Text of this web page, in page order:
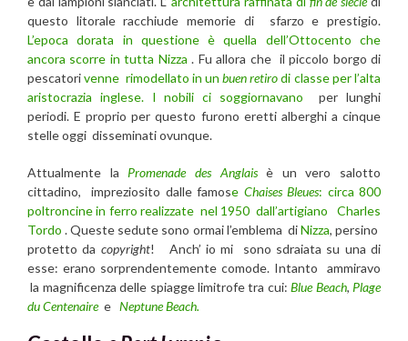
questo litorale racchiude memorie di sfarzo e prestigio.
L’epoca dorata in questione è quella dell’Ottocento che
ancora scorre in tutta Nizza . Fu allora che il piccolo borgo di
pescatorivenne rimodellato in unbuen retirodi classe per l’alta
aristocrazia inglese. I nobili ci soggiornavano
per lunghi
periodi. E proprio per questo furono eretti alberghi a cinque
stelle oggi disseminati ovunque.
Attualmente la Promenade des Anglaisè un vero salotto
cittadino, impreziosito dalle famose Chaises Bleues: circa 800
poltroncine in ferro realizzate nel 1950 dall’artigiano
Charles
Tordo . Queste sedute sono ormai l’emblema diNizza, persino
protetto da copyright! Anch’ io mi sono sdraiata su una di
esse: erano sorprendentemente comode. Intanto ammiravo
la magnificenza delle spiagge limitrofe tra cui:Blue Beach, Plage
du Centenairee Neptune Beach.